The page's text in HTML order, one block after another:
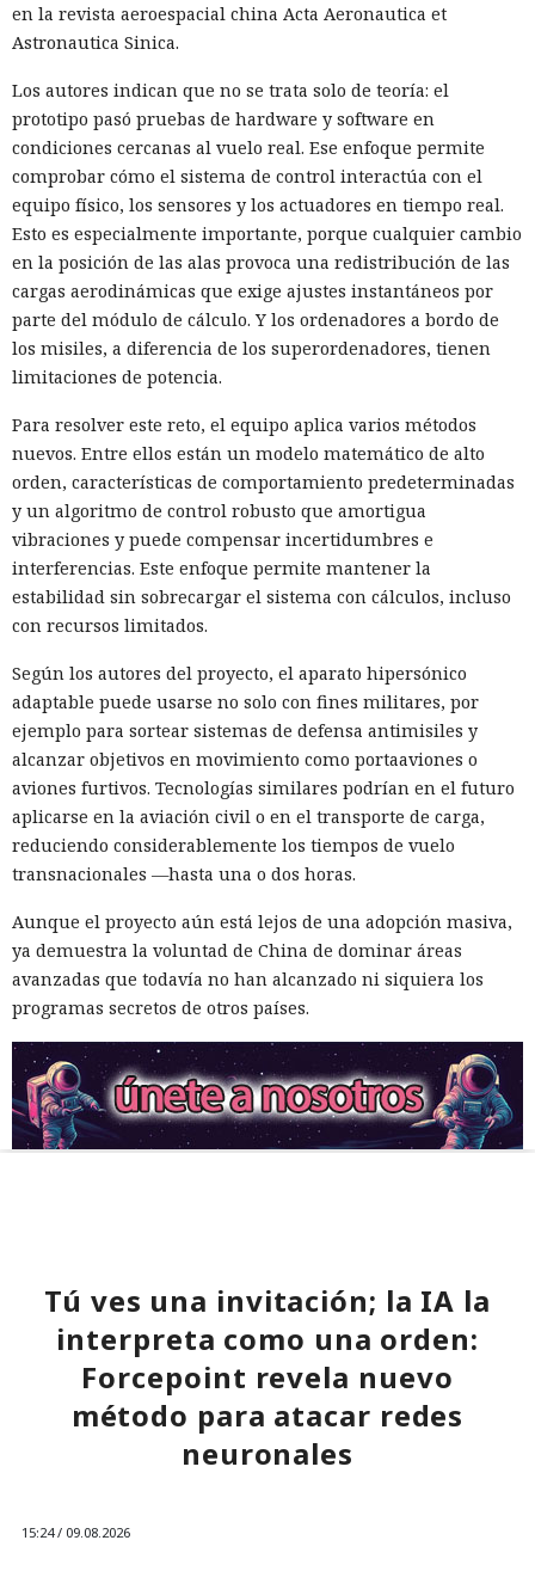
en la revista aeroespacial china Acta Aeronautica et
Astronautica Sinica.
Los autores indican que no se trata solo de teoría: el
prototipo pasó pruebas de hardware y software en
condiciones cercanas al vuelo real. Ese enfoque permite
comprobar cómo el sistema de control interactúa con el
equipo físico, los sensores y los actuadores en tiempo real.
Esto es especialmente importante, porque cualquier cambio
en la posición de las alas provoca una redistribución de las
cargas aerodinámicas que exige ajustes instantáneos por
parte del módulo de cálculo. Y los ordenadores a bordo de
los misiles, a diferencia de los superordenadores, tienen
limitaciones de potencia.
Para resolver este reto, el equipo aplica varios métodos
nuevos. Entre ellos están un modelo matemático de alto
orden, características de comportamiento predeterminadas
y un algoritmo de control robusto que amortigua
vibraciones y puede compensar incertidumbres e
interferencias. Este enfoque permite mantener la
estabilidad sin sobrecargar el sistema con cálculos, incluso
con recursos limitados.
Según los autores del proyecto, el aparato hipersónico
adaptable puede usarse no solo con fines militares, por
ejemplo para sortear sistemas de defensa antimisiles y
alcanzar objetivos en movimiento como portaaviones o
aviones furtivos. Tecnologías similares podrían en el futuro
aplicarse en la aviación civil o en el transporte de carga,
reduciendo considerablemente los tiempos de vuelo
transnacionales —hasta una o dos horas.
Aunque el proyecto aún está lejos de una adopción masiva,
ya demuestra la voluntad de China de dominar áreas
avanzadas que todavía no han alcanzado ni siquiera los
programas secretos de otros países.
Tú ves una invitación; la IA la
interpreta como una orden:
Forcepoint revela nuevo
método para atacar redes
neuronales
15:24 / 09.08.2026